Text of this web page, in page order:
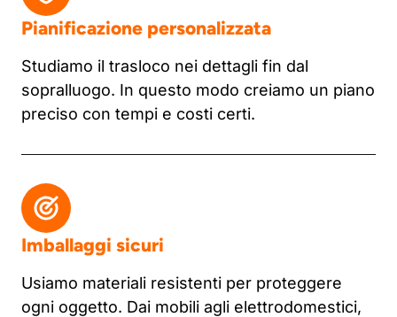
Pianificazione personalizzata
Studiamo il trasloco nei dettagli fin dal
sopralluogo. In questo modo creiamo un piano
preciso con tempi e costi certi.
Imballaggi sicuri
Usiamo materiali resistenti per proteggere
ogni oggetto. Dai mobili agli elettrodomestici,